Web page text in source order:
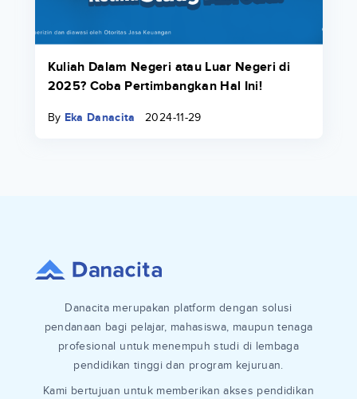
Kuliah Dalam Negeri atau Luar Negeri di
2025? Coba Pertimbangkan Hal Ini!
By Eka Danacita 2024-11-29
Danacita merupakan platform dengan solusi
pendanaan bagi pelajar, mahasiswa, maupun tenaga
profesional untuk menempuh studi di lembaga
pendidikan tinggi dan program kejuruan.
Kami bertujuan untuk memberikan akses pendidikan